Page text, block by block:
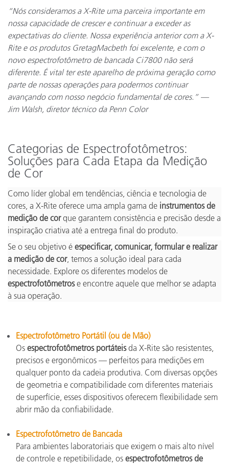
“Nós consideramos a X-Rite uma parceira importante em
nossa capacidade de crescer e continuar a exceder as
expectativas do cliente. Nossa experiência anterior com a X-
Rite e os produtos GretagMacbeth foi excelente, e com o
novo espectrofotômetro de bancada Ci7800 não será
diferente. É vital ter este aparelho de próxima geração como
parte de nossas operações para podermos continuar
avançando com nosso negócio fundamental de cores.” —
Jim Walsh, diretor técnico da Penn Color
Categorias de Espectrofotômetros:
Soluções para Cada Etapa da Medição
de Cor
Como líder global em tendências, ciência e tecnologia de
cores, a X-Rite oferece uma ampla gama de instrumentos de
medição de corque garantem consistência e precisão desde a
inspiração criativa até a entrega final do produto.
Se o seu objetivo é especificar, comunicar, formular e realizar
a medição de cor, temos a solução ideal para cada
necessidade. Explore os diferentes modelos de
espectrofotômetrose encontre aquele que melhor se adapta
à sua operação.
Espectrofotômetro Portátil (ou de Mão)
Os espectrofotômetros portáteisda X-Rite são resistentes,
precisos e ergonômicos — perfeitos para medições em
qualquer ponto da cadeia produtiva. Com diversas opções
de geometria e compatibilidade com diferentes materiais
de superfície, esses dispositivos oferecem flexibilidade sem
abrir mão da confiabilidade.
Espectrofotômetro de Bancada
Para ambientes laboratoriais que exigem o mais alto nível
de controle e repetibilidade, os espectrofotômetros de